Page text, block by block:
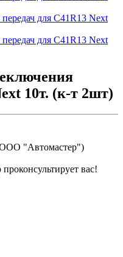
10т. (к-т 2шт)
ООО "Автомастер")
вас!